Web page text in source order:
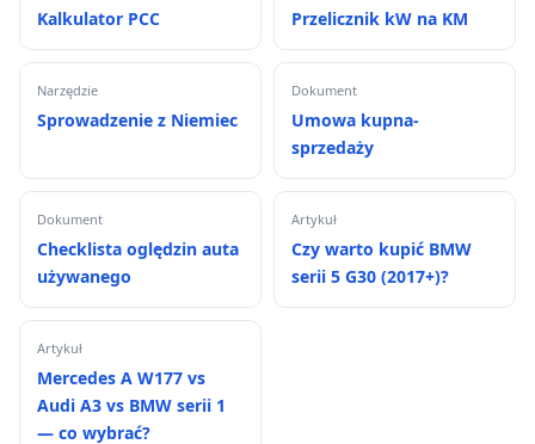
Kalkulator PCC Przelicznik kW na KM
Narzędzie
Sprowadzenie z Niemiec
Dokument
Umowa kupna-
sprzedaży
Dokument
Checklista oględzin auta
używanego
Artykuł
Czy warto kupić BMW
serii 5 G30 (2017+)?
Artykuł
Mercedes A W177 vs
Audi A3 vs BMW serii 1
— co wybrać?